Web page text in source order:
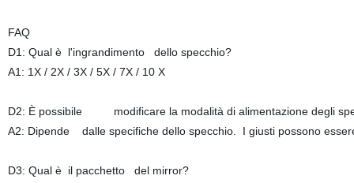
FAQ
D1: Qual è l'ingrandimento dello specchio?
A1: 1X / 2X / 3X / 5X / 7X / 10 X
D2: È possibile modificare la modalità di alimentazione degli
A2: Dipende dalle specifiche dello specchio. I giusti possono
D3: Qual è il pacchetto del mirror?